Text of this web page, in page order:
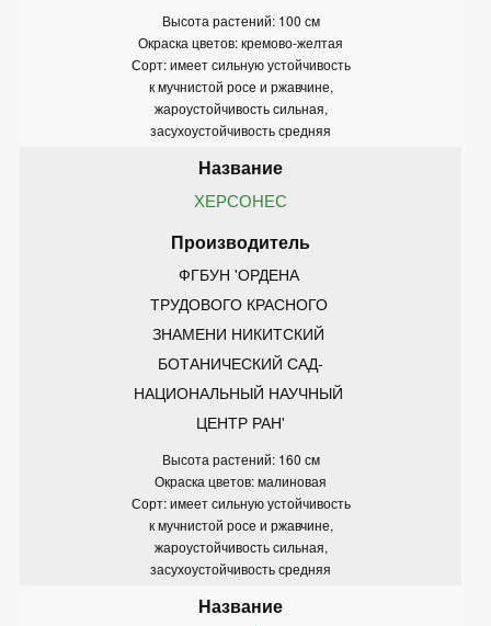
Высота растений: 100 см
Окраска цветов: кремово-желтая
Сорт: имеет сильную устойчивость
к мучнистой росе и ржавчине,
жароустойчивость сильная,
засухоустойчивость средняя
ХЕРСОНЕС
ФГБУН 'ОРДЕНА
ТРУДОВОГО КРАСНОГО
ЗНАМЕНИ НИКИТСКИЙ
БОТАНИЧЕСКИЙ САД-
НАЦИОНАЛЬНЫЙ НАУЧНЫЙ
ЦЕНТР РАН'
Высота растений: 160 см
Окраска цветов: малиновая
Сорт: имеет сильную устойчивость
к мучнистой росе и ржавчине,
жароустойчивость сильная,
засухоустойчивость средняя